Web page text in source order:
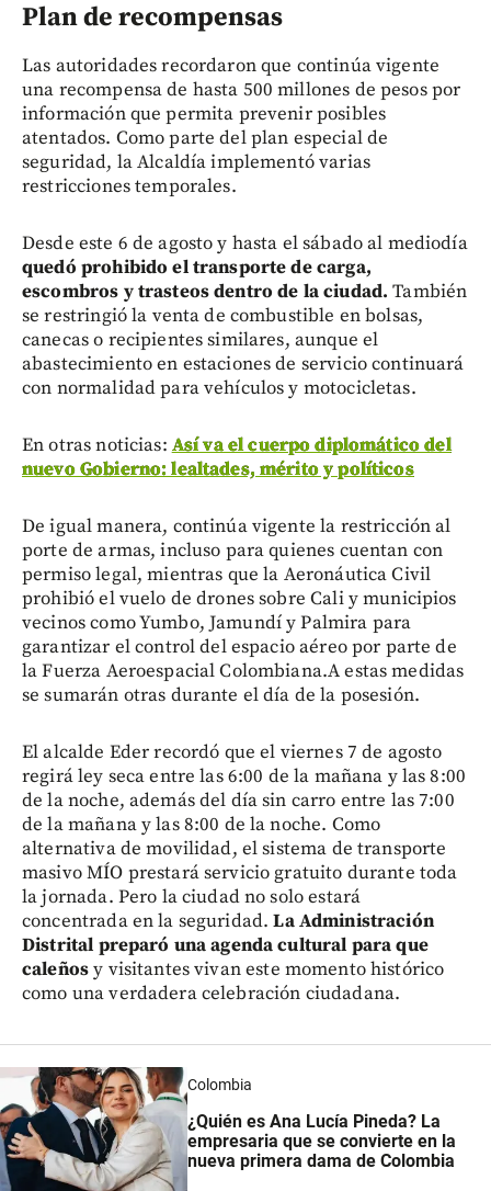
Plan de recompensas
Las autoridades recordaron que continúa vigente
una recompensa de hasta 500 millones de pesos por
información que permita prevenir posibles
atentados. Como parte del plan especial de
seguridad, la Alcaldía implementó varias
restricciones temporales.
Desde este 6 de agosto y hasta el sábado al mediodía
quedó prohibido el transporte de carga,
escombros y trasteos dentro de la ciudad. También
se restringió la venta de combustible en bolsas,
canecas o recipientes similares, aunque el
abastecimiento en estaciones de servicio continuará
con normalidad para vehículos y motocicletas.
En otras noticias: Así va el cuerpo diplomático del
nuevo Gobierno: lealtades, mérito y políticos
De igual manera, continúa vigente la restricción al
porte de armas, incluso para quienes cuentan con
permiso legal, mientras que la Aeronáutica Civil
prohibió el vuelo de drones sobre Cali y municipios
vecinos como Yumbo, Jamundí y Palmira para
garantizar el control del espacio aéreo por parte de
la Fuerza Aeroespacial Colombiana.A estas medidas
se sumarán otras durante el día de la posesión.
El alcalde Eder recordó que el viernes 7 de agosto
regirá ley seca entre las 6:00 de la mañana y las 8:00
de la noche, además del día sin carro entre las 7:00
de la mañana y las 8:00 de la noche. Como
alternativa de movilidad, el sistema de transporte
masivo MÍO prestará servicio gratuito durante toda
la jornada. Pero la ciudad no solo estará
concentrada en la seguridad.La Administración
Distrital preparó una agenda cultural para que
caleñosy visitantes vivan este momento histórico
como una verdadera celebración ciudadana.
Colombia
¿Quién es Ana Lucía Pineda? La
empresaria que se convierte en la
nueva primera dama de Colombia